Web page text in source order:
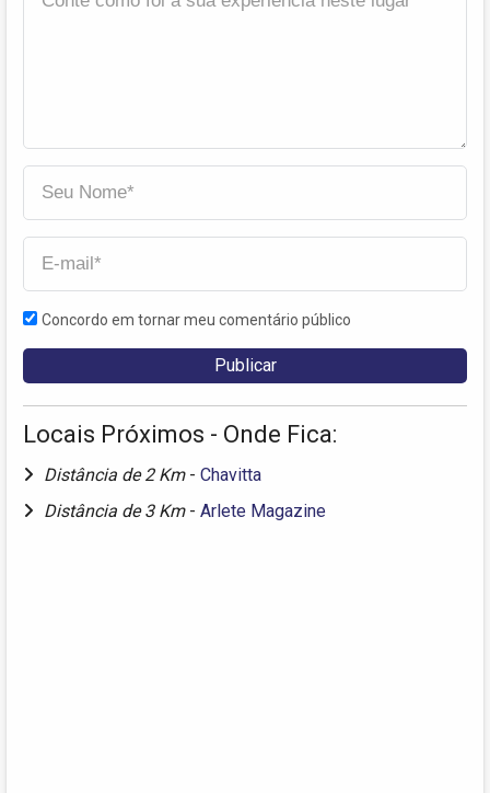
Concordo em tornar meu comentário público
Locais Próximos - Onde Fica:
Distância de 2 Km - Chavitta
Distância de 3 Km - Arlete Magazine